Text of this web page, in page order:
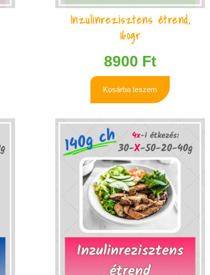
Inzulinrezisztens étrend,
160gr
8900 Ft
Kosárba teszem